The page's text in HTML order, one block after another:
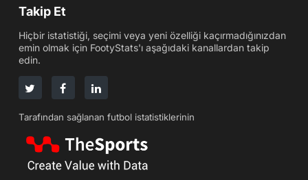
Takip Et
Hiçbir istatistiği, seçimi veya yeni özelliği kaçırmadığınızdan
emin olmak için FootyStats'ı aşağıdaki kanallardan takip
edin.
Tarafından sağlanan futbol istatistiklerinin